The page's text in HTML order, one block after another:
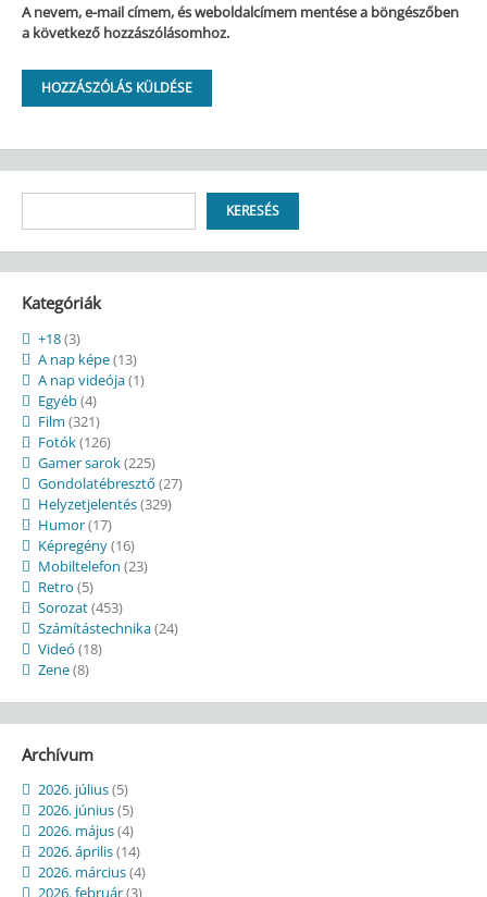
A nevem, e-mail címem, és weboldalcímem mentése a böngészőben
a következő hozzászólásomhoz.
KERESÉS
Kategóriák
+18(3)
A nap képe(13)
A nap videója(1)
Egyéb(4)
Film (321)
Fotók(126)
Gamer sarok(225)
Gondolatébresztő (27)
Helyzetjelentés(329)
Humor(17)
Képregény(16)
Mobiltelefon (23)
Retro (5)
Sorozat(453)
Számítástechnika(24)
Videó (18)
Zene(8)
Archívum
2026. július(5)
2026. június(5)
2026. május(4)
2026. április(14)
2026. március(4)
2026. február(3)